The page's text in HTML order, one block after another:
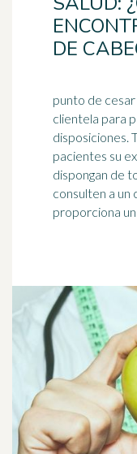
DE
punto de
clientela para
disposiciones.
pacientes su
dispongan de
consulten a un colega. En
proporciona